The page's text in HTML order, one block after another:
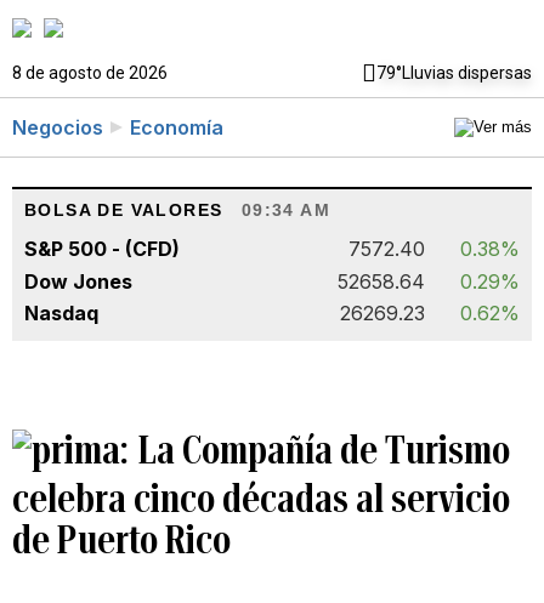
8 de agosto de 2026 79°Lluvias dispersas
Negocios Economía
BOLSA DE VALORES 09:34 AM
S&P 500 - (CFD) 7572.40
0.38%
Dow Jones
52658.64
0.29%
Nasdaq
26269.23 0.62%
La Compañía de Turismo
celebra cinco décadas al servicio
de Puerto Rico